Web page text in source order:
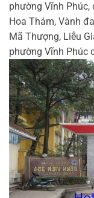
phường Vĩnh Phúc,
Hoa Thám, Vành
Mã Thượng, Liễu
phường Vĩnh Phúc